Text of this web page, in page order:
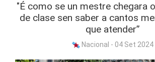
"É como se un mestre chegara
de clase sen saber a cantos
que atender”
Nacional - 04 Set 2024